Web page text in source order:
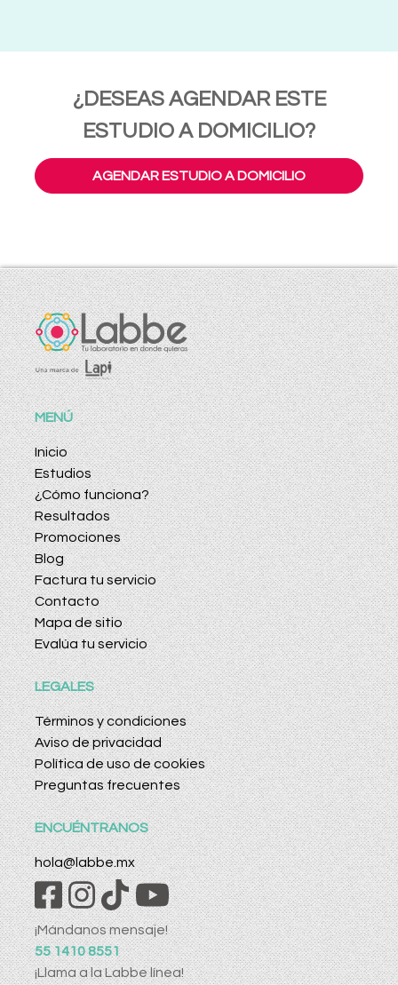
¿DESEAS AGENDAR ESTE
ESTUDIO A DOMICILIO?
AGENDAR ESTUDIO A DOMICILIO
MENÚ
Inicio
Estudios
¿Cómo funciona?
Resultados
Promociones
Blog
Factura tu servicio
Contacto
Mapa de sitio
Evalúa tu servicio
LEGALES
Términos y condiciones
Aviso de privacidad
Política de uso de cookies
Preguntas frecuentes
ENCUÉNTRANOS
hola@labbe.mx
¡Mándanos mensaje!
55 1410 8551
¡Llama a la Labbe línea!